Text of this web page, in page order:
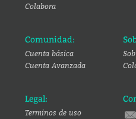
Colabora
Comunidad:
Cuenta básica
Cuenta Avanzada
Legal:
Terminos de uso